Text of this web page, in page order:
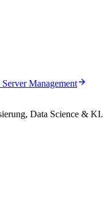
Server Management
Data Science & KI.